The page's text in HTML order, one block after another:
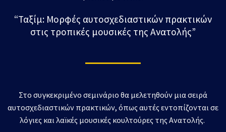
“Ταξίμ: Μορφές αυτοσχεδιαστικών πρακτικών
στις τροπικές μουσικές της Ανατολής”
Στο συγκεκριμένο σεμινάριο θα μελετηθούν μια σειρά
αυτοσχεδιαστικών πρακτικών, όπως αυτές εντοπίζονται σε
λόγιες και λαϊκές μουσικές κουλτούρες της Ανατολής.